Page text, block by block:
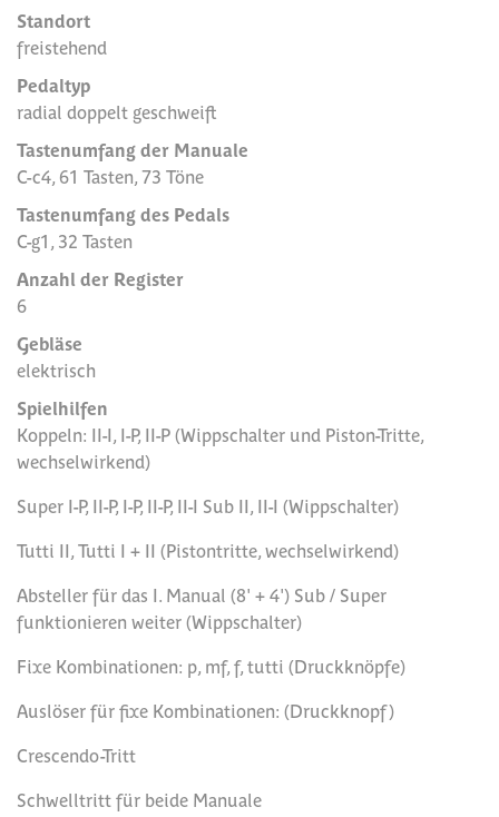
Standort
freistehend
Pedaltyp
radial doppelt geschweift
Tastenumfang der Manuale
C-c4, 61 Tasten, 73 Töne
Tastenumfang des Pedals
C-g1, 32 Tasten
Anzahl der Register
6
Gebläse
elektrisch
Spielhilfen
Koppeln: II-I, I-P, II-P (Wippschalter und Piston-Tritte,
wechselwirkend)
Super I-P, II-P, I-P, II-P, II-I Sub II, II-I (Wippschalter)
Tutti II, Tutti I + II (Pistontritte, wechselwirkend)
Absteller für das I. Manual (8' + 4') Sub / Super
funktionieren weiter (Wippschalter)
Fixe Kombinationen: p, mf, f, tutti (Druckknöpfe)
Auslöser für fixe Kombinationen: (Druckknopf)
Crescendo-Tritt
Schwelltritt für beide Manuale